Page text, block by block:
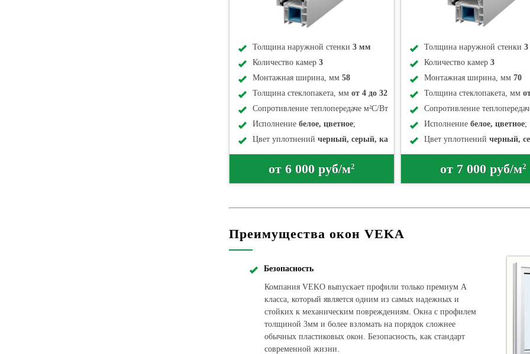
Толщина наружной стенки 3 мм
Количество камер 3
Монтажная ширина, мм 58
Толщина стеклопакета, мм от 4 до 32
Сопротивление теплопередаче м²С/Вт
Исполнение белое, цветное;
Цвет уплотнений черный, серый, карамель;
от 6 000 руб/м2
Толщина наружной стенки
Количество камер 3
Монтажная ширина, мм 70
Толщина стеклопакета, мм
Сопротивление
Исполнение белое, цветное;
Цвет уплотнений черный,
от 7 000 руб/м2
Преимущества окон VEKA
Безопасность
Компания VEKO выпускает профили только премиум А
класса, который является одним из самых надежных и
стойких к механическим повреждениям. Окна с профилем
толщиной 3мм и более взломать на порядок сложнее
обычных пластиковых окон. Безопасность, как стандарт
современной жизни.